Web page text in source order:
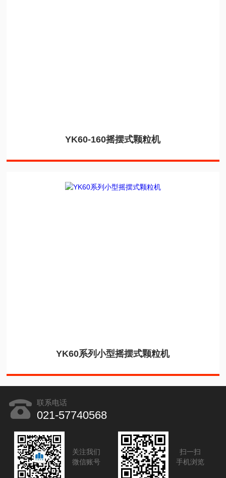
YK60-160摇摆式颗粒机
YK60系列小型摇摆式颗粒机
联系电话
021-57740568
关注我们
微信账号
扫一扫
手机浏览